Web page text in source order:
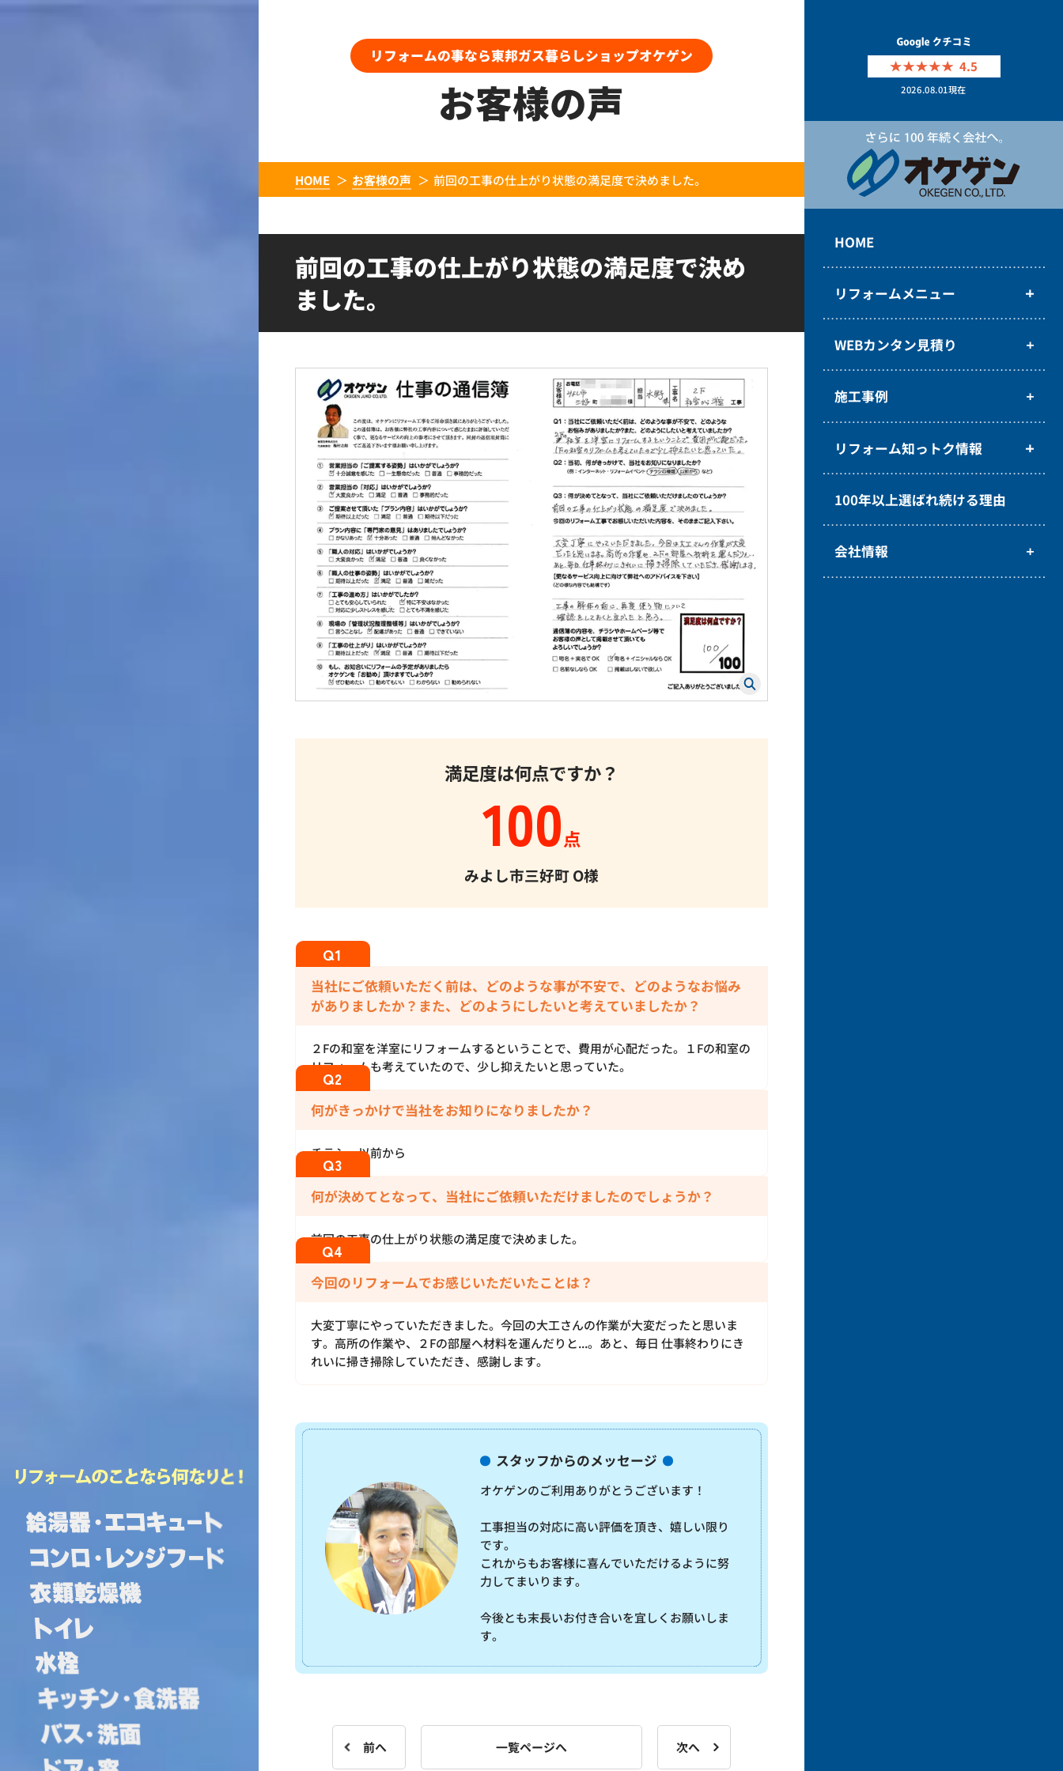
4.5
2026.08.01現在
HOME
リフォームメニュー
WEBカンタン見積り
施工事例
リフォーム知っトク情報
100年以上選ばれ続ける理由
会社情報
リフォームの事なら東邦ガス暮らしショップオケゲン
お客様の声
HOME お客様の声 前回の工事の仕上がり状態の満足度で決めました。
前回の工事の仕上がり状態の満足度で決め
ました。
満足度は何点ですか？
100点
みよし市三好町O様
当社にご依頼いただく前は、どのような事が不安で、どのようなお悩み
がありましたか？また、どのようにしたいと考えていましたか？
２Fの和室を洋室にリフォームするということで、費用が心配だった。１Fの和室の
リフォームも考えていたので、少し抑えたいと思っていた。
何がきっかけで当社をお知りになりましたか？
チラシ、以前から
何が決めてとなって、当社にご依頼いただけましたのでしょうか？
前回の工事の仕上がり状態の満足度で決めました。
今回のリフォームでお感じいただいたことは？
大変丁寧にやっていただきました。今回の大工さんの作業が大変だったと思いま
す。高所の作業や、２Fの部屋へ材料を運んだりと...。あと、毎日 仕事終わりにき
れいに掃き掃除していただき、感謝します。
スタッフからのメッセージ
オケゲンのご利用ありがとうございます！
工事担当の対応に高い評価を頂き、嬉しい限り
です。
これからもお客様に喜んでいただけるように努
力してまいります。
今後とも末長いお付き合いを宜しくお願いしま
す。
前へ 一覧ページへ 次へ